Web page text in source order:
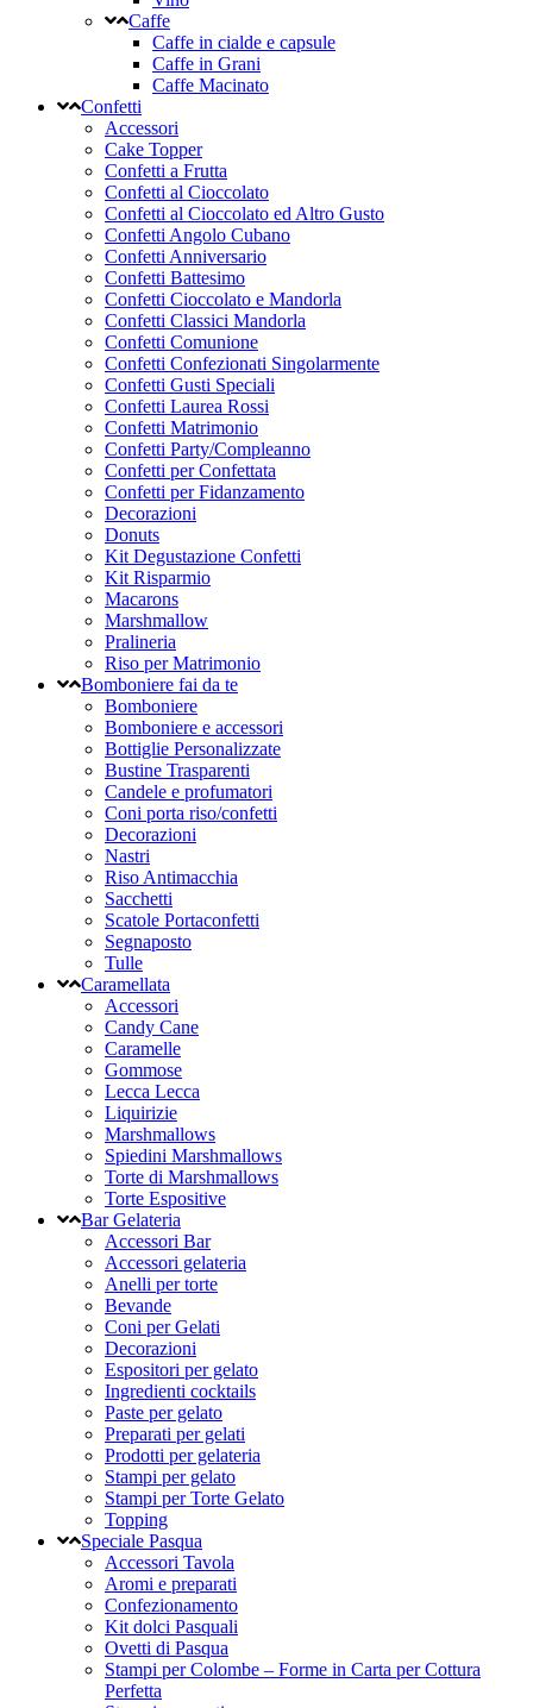
Caffe
Caffe in cialde e capsule
Caffe in Grani
Caffe Macinato
Confetti
Accessori
Cake Topper
Confetti a Frutta
Confetti al Cioccolato
Confetti al Cioccolato ed Altro Gusto
Confetti Angolo Cubano
Confetti Anniversario
Confetti Battesimo
Confetti Cioccolato e Mandorla
Confetti Classici Mandorla
Confetti Comunione
Confetti Confezionati Singolarmente
Confetti Gusti Speciali
Confetti Laurea Rossi
Confetti Matrimonio
Confetti Party/Compleanno
Confetti per Confettata
Confetti per Fidanzamento
Decorazioni
Donuts
Kit Degustazione Confetti
Kit Risparmio
Macarons
Marshmallow
Pralineria
Riso per Matrimonio
Bomboniere fai da te
Bomboniere
Bomboniere e accessori
Bottiglie Personalizzate
Bustine Trasparenti
Candele e profumatori
Coni porta riso/confetti
Decorazioni
Nastri
Riso Antimacchia
Sacchetti
Scatole Portaconfetti
Segnaposto
Tulle
Caramellata
Accessori
Candy Cane
Caramelle
Gommose
Lecca Lecca
Liquirizie
Marshmallows
Spiedini Marshmallows
Torte di Marshmallows
Torte Espositive
Bar Gelateria
Accessori Bar
Accessori gelateria
Anelli per torte
Bevande
Coni per Gelati
Decorazioni
Espositori per gelato
Ingredienti cocktails
Paste per gelato
Preparati per gelati
Prodotti per gelateria
Stampi per gelato
Stampi per Torte Gelato
Topping
Speciale Pasqua
Accessori Tavola
Aromi e preparati
Confezionamento
Kit dolci Pasquali
Ovetti di Pasqua
Stampi per Colombe – Forme in Carta per Cottura
Perfetta